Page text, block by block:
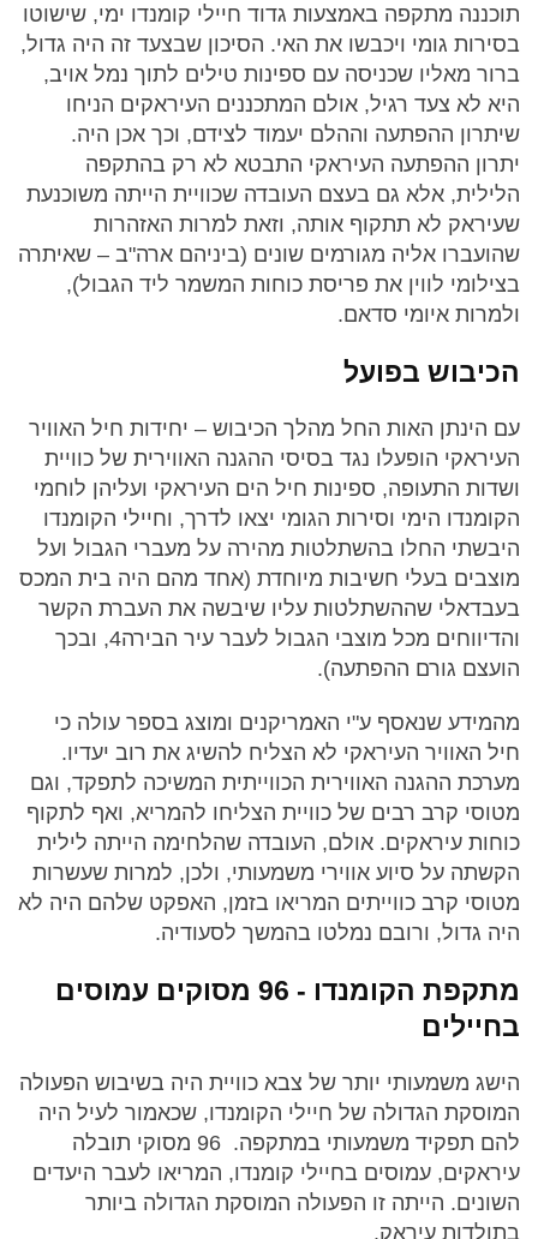
תוכננה מתקפה באמצעות גדוד חיילי קומנדו ימי, שישוטו
בסירות גומי ויכבשו את האי. הסיכון שבצעד זה היה גדול,
ברור מאליו שכניסה עם ספינות טילים לתוך נמל אויב,
היא לא צעד רגיל, אולם המתכננים העיראקים הניחו
שיתרון ההפתעה וההלם יעמוד לצידם, וכך אכן היה.
יתרון ההפתעה העיראקי התבטא לא רק בהתקפה
הלילית, אלא גם בעצם העובדה שכוויית הייתה משוכנעת
שעיראק לא תתקוף אותה, וזאת למרות האזהרות
שהועברו אליה מגורמים שונים (ביניהם ארה"ב – שאיתרה
בצילומי לווין את פריסת כוחות המשמר ליד הגבול),
ולמרות איומי סדאם.
הכיבוש בפועל
עם הינתן האות החל מהלך הכיבוש – יחידות חיל האוויר
העיראקי הופעלו נגד בסיסי ההגנה האווירית של כוויית
ושדות התעופה, ספינות חיל הים העיראקי ועליהן לוחמי
הקומנדו הימי וסירות הגומי יצאו לדרך, וחיילי הקומנדו
היבשתי החלו בהשתלטות מהירה על מעברי הגבול ועל
מוצבים בעלי חשיבות מיוחדת (אחד מהם היה בית המכס
בעבדאלי שההשתלטות עליו שיבשה את העברת הקשר
והדיווחים מכל מוצבי הגבול לעבר עיר הבירה4, ובכך
הועצם גורם ההפתעה).
מהמידע שנאסף ע"י האמריקנים ומוצג בספר עולה כי
חיל האוויר העיראקי לא הצליח להשיג את רוב יעדיו.
מערכת ההגנה האווירית הכווייתית המשיכה לתפקד, וגם
מטוסי קרב רבים של כוויית הצליחו להמריא, ואף לתקוף
כוחות עיראקים. אולם, העובדה שהלחימה הייתה לילית
הקשתה על סיוע אווירי משמעותי, ולכן, למרות שעשרות
מטוסי קרב כווייתים המריאו בזמן, האפקט שלהם היה לא
היה גדול, ורובם נמלטו בהמשך לסעודיה.
מתקפת הקומנדו - 96 מסוקים עמוסים
בחיילים
הישג משמעותי יותר של צבא כוויית היה בשיבוש הפעולה
המוסקת הגדולה של חיילי הקומנדו, שכאמור לעיל היה
להם תפקיד משמעותי במתקפה. 96 מסוקי תובלה
עיראקים, עמוסים בחיילי קומנדו, המריאו לעבר היעדים
השונים. הייתה זו הפעולה המוסקת הגדולה ביותר
בתולדות עיראק.